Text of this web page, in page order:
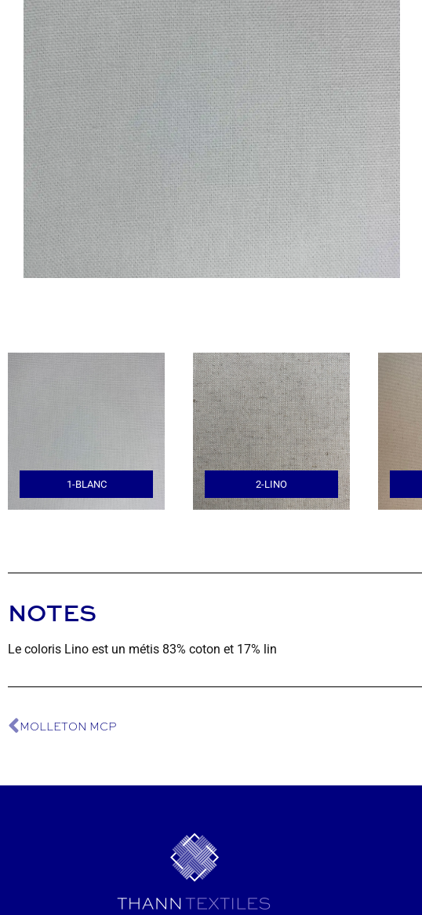
1-BLANC 2-LINO
NOTES
Le coloris Lino est un métis 83% coton et 17% lin
MOLLETON MCP